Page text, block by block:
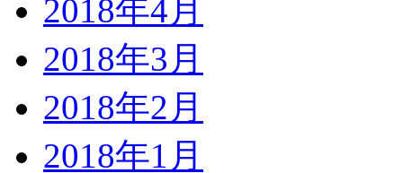
2018年4月
2018年3月
2018年2月
2018年1月